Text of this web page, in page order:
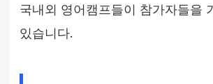
국내외 영어캠프들이 참가자들을
있습니다.